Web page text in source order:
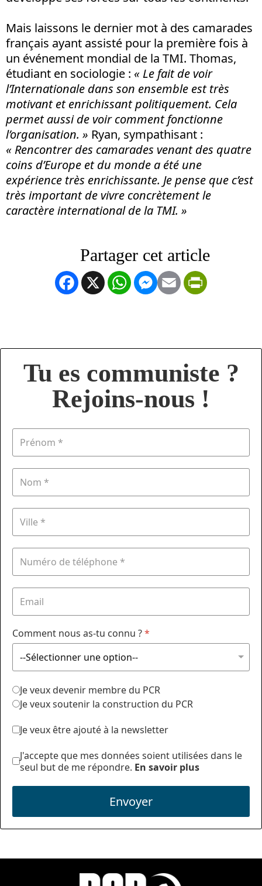
Mais laissons le dernier mot à des camarades
français ayant assisté pour la première fois à
un événement mondial de la TMI. Thomas,
étudiant en sociologie : « Le fait de voir
l’Internationale dans son ensemble est très
motivant et enrichissant politiquement. Cela
permet aussi de voir comment fonctionne
l’organisation. » Ryan, sympathisant :
« Rencontrer des camarades venant des quatre
coins d’Europe et du monde a été une
expérience très enrichissante. Je pense que c’est
très important de vivre concrètement le
caractère international de la TMI. »
Facebook
X WhatsApp
Messenger
Email
Tu es communiste ?
Rejoins-nous !
Comment nous as-tu connu ?*
Je veux devenir membre du PCR
Je veux soutenir la construction du PCR
Je veux être ajouté à la newsletter
J'accepte que mes données soient utilisées dans le
seul but de me répondre. En savoir plus
Envoyer